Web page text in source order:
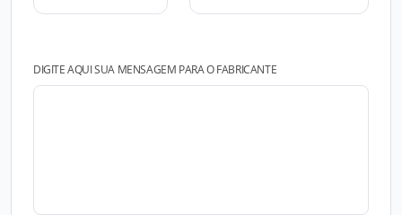
DIGITE AQUI SUA MENSAGEM PARA O FABRICANTE